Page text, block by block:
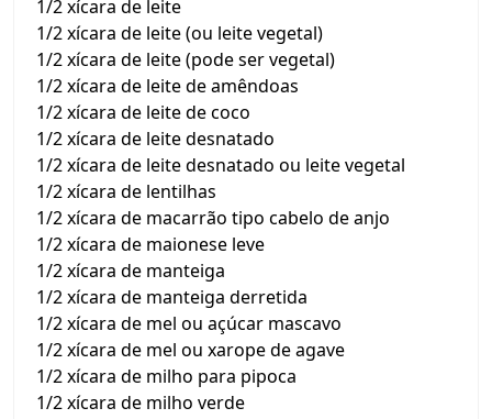
1/2 xícara de leite
1/2 xícara de leite (ou leite vegetal)
1/2 xícara de leite (pode ser vegetal)
1/2 xícara de leite de amêndoas
1/2 xícara de leite de coco
1/2 xícara de leite desnatado
1/2 xícara de leite desnatado ou leite vegetal
1/2 xícara de lentilhas
1/2 xícara de macarrão tipo cabelo de anjo
1/2 xícara de maionese leve
1/2 xícara de manteiga
1/2 xícara de manteiga derretida
1/2 xícara de mel ou açúcar mascavo
1/2 xícara de mel ou xarope de agave
1/2 xícara de milho para pipoca
1/2 xícara de milho verde